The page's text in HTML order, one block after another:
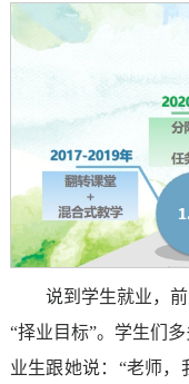
说到学生就业，
“择业目标”。学生们
业生跟她说：“老师